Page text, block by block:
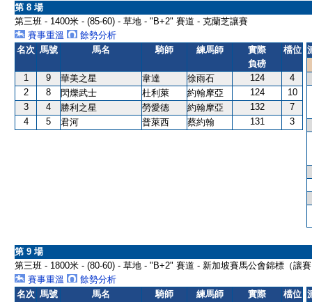
第 8 場
第三班 - 1400米 - (85-60) - 草地 - "B+2" 賽道 - 克蘭芝讓賽
賽事重溫
餘勢分析
名次 馬號 馬名 騎師 練馬師
實際
負磅
檔位
1 9 華美之星 韋達 徐雨石 124
4
2
8 閃爍武士 杜利萊 約翰摩亞 124
10
3
4 勝利之星 勞愛德 約翰摩亞 132
7
4
5 君河 普萊西 蔡約翰 131 3
第 9 場
第三班 - 1800米 - (80-60) - 草地 - "B+2" 賽道 - 新加坡賽馬公會錦標（讓
賽事重溫
餘勢分析
名次 馬號 馬名 騎師 練馬師
實際
檔位